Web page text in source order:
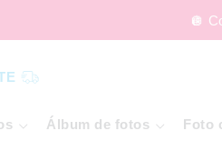
🪩
Álbum de fotos Foto